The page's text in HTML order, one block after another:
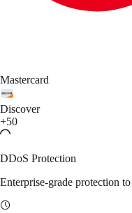
Mastercard
Discover
+50
DDoS Protection
Enterprise-grade protection